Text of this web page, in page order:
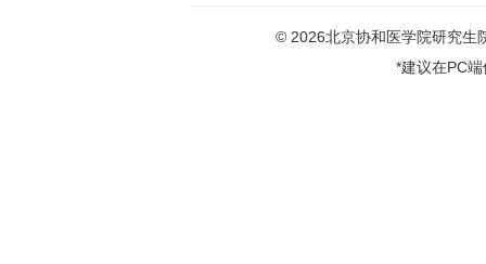
© 2026北京协和医学院研究生
*建议在PC